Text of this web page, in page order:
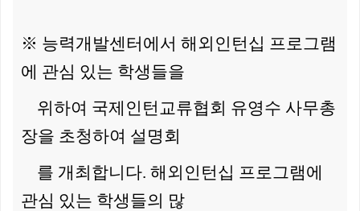
※ 능력개발센터에서 해외인턴십 프로그램
에 관심 있는 학생들을
위하여 국제인턴교류협회 유영수 사무총
장을 초청하여 설명회
를 개최합니다. 해외인턴십 프로그램에
관심 있는 학생들의 많